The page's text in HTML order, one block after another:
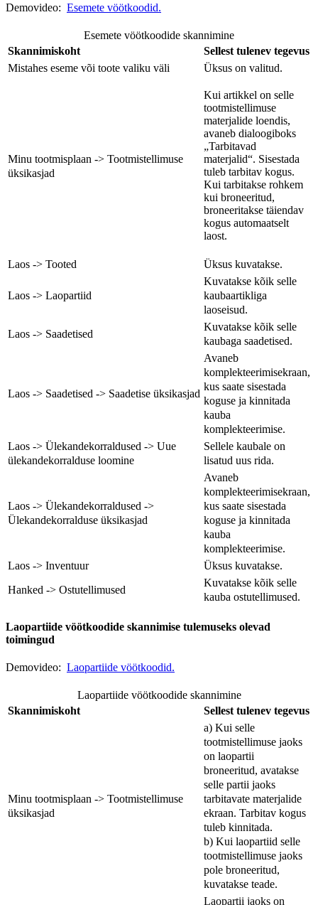
Demovideo: Esemete vöötkoodid.
Esemete vöötkoodide skannimine
Skannimiskoht
Sellest tulenev tegevus
Mistahes eseme või toote valiku väli
Üksus on valitud.
Minu tootmisplaan -> Tootmistellimuse
üksikasjad
Kui artikkel on selle
tootmistellimuse
materjalide loendis,
avaneb dialoogiboks
„Tarbitavad
materjalid“. Sisestada
tuleb tarbitav kogus.
Kui tarbitakse rohkem
kui broneeritud,
broneeritakse täiendav
kogus automaatselt
laost.
Laos -> Tooted Üksus kuvatakse.
Laos -> Laopartiid
Kuvatakse kõik selle
kaubaartikliga
laoseisud.
Laos -> Saadetised
Kuvatakse kõik selle
kaubaga saadetised.
Laos -> Saadetised -> Saadetise üksikasjad
Avaneb
komplekteerimisekraan,
kus saate sisestada
koguse ja kinnitada
kauba
komplekteerimise.
Laos -> Ülekandekorraldused -> Uue
ülekandekorralduse loomine
Sellele kaubale on
lisatud uus rida.
Laos -> Ülekandekorraldused ->
Ülekandekorralduse üksikasjad
Avaneb
komplekteerimisekraan,
kus saate sisestada
koguse ja kinnitada
kauba
komplekteerimise.
Laos -> Inventuur
Üksus kuvatakse.
Hanked -> Ostutellimused
Kuvatakse kõik selle
kauba ostutellimused.
Laopartiide vöötkoodide skannimise tulemuseks olevad
toimingud
Demovideo: Laopartiide vöötkoodid.
Laopartiide vöötkoodide skannimine
Skannimiskoht
Sellest tulenev tegevus
Minu tootmisplaan -> Tootmistellimuse
üksikasjad
a) Kui selle
tootmistellimuse jaoks
on laopartii
broneeritud, avatakse
selle partii jaoks
tarbitavate materjalide
ekraan. Tarbitav kogus
tuleb kinnitada.
b) Kui laopartiid selle
tootmistellimuse jaoks
pole broneeritud,
kuvatakse teade.
Laopartii jaoks on